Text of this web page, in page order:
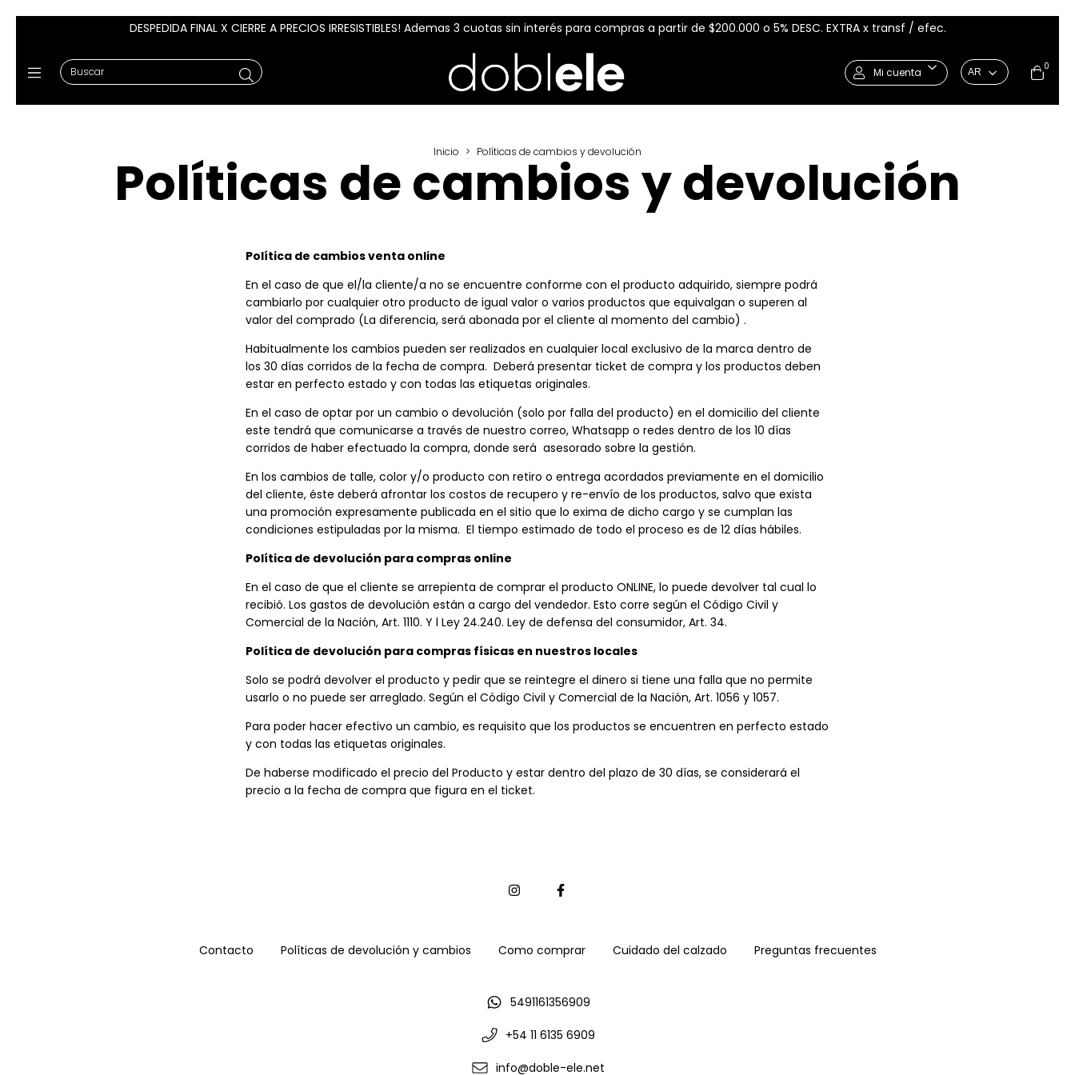
DESPEDIDA FINAL X CIERRE A PRECIOS IRRESISTIBLES! Ademas 3 cuotas sin interés para compras a partir de $200.000 o 5% DESC. EXTRA x transf / efec.
Mi cuenta 0
Inicio > Políticas de cambios y devolución
Políticas de cambios y devolución
Política de cambios venta online
En el caso de que el/la cliente/a no se encuentre conforme con el producto adquirido, siempre podrá
cambiarlo por cualquier otro producto de igual valor o varios productos que equivalgan o superen al
valor del comprado (La diferencia, será abonada por el cliente al momento del cambio) .
Habitualmente los cambios pueden ser realizados en cualquier local exclusivo de la marca dentro de
los 30 días corridos de la fecha de compra. Deberá presentar ticket de compra y los productos deben
estar en perfecto estado y con todas las etiquetas originales.
En el caso de optar por un cambio o devolución (solo por falla del producto) en el domicilio del cliente
este tendrá que comunicarse a través de nuestro correo, Whatsapp o redes dentro de los 10 días
corridos de haber efectuado la compra, donde será asesorado sobre la gestión.
En los cambios de talle, color y/o producto con retiro o entrega acordados previamente en el domicilio
del cliente, éste deberá afrontar los costos de recupero y re-envío de los productos, salvo que exista
una promoción expresamente publicada en el sitio que lo exima de dicho cargo y se cumplan las
condiciones estipuladas por la misma. El tiempo estimado de todo el proceso es de 12 días hábiles.
Política de devolución para compras online
En el caso de que el cliente se arrepienta de comprar el producto ONLINE, lo puede devolver tal cual lo
recibió. Los gastos de devolución están a cargo del vendedor. Esto corre según el Código Civil y
Comercial de la Nación, Art. 1110. Y l Ley 24.240. Ley de defensa del consumidor, Art. 34.
Política de devolución para compras físicas en nuestros locales
Solo se podrá devolver el producto y pedir que se reintegre el dinero si tiene una falla que no permite
usarlo o no puede ser arreglado. Según el Código Civil y Comercial de la Nación, Art. 1056 y 1057.
Para poder hacer efectivo un cambio, es requisito que los productos se encuentren en perfecto estado
y con todas las etiquetas originales.
De haberse modificado el precio del Producto y estar dentro del plazo de 30 días, se considerará el
precio a la fecha de compra que figura en el ticket.
Contacto Políticas de devolución y cambios Como comprar Cuidado del calzado Preguntas frecuentes
5491161356909
+54 11 6135 6909
info@doble-ele.net